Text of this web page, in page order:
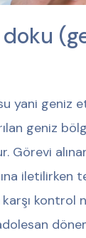
yani geniz
geniz
Görevi
iletilirken
kontrol